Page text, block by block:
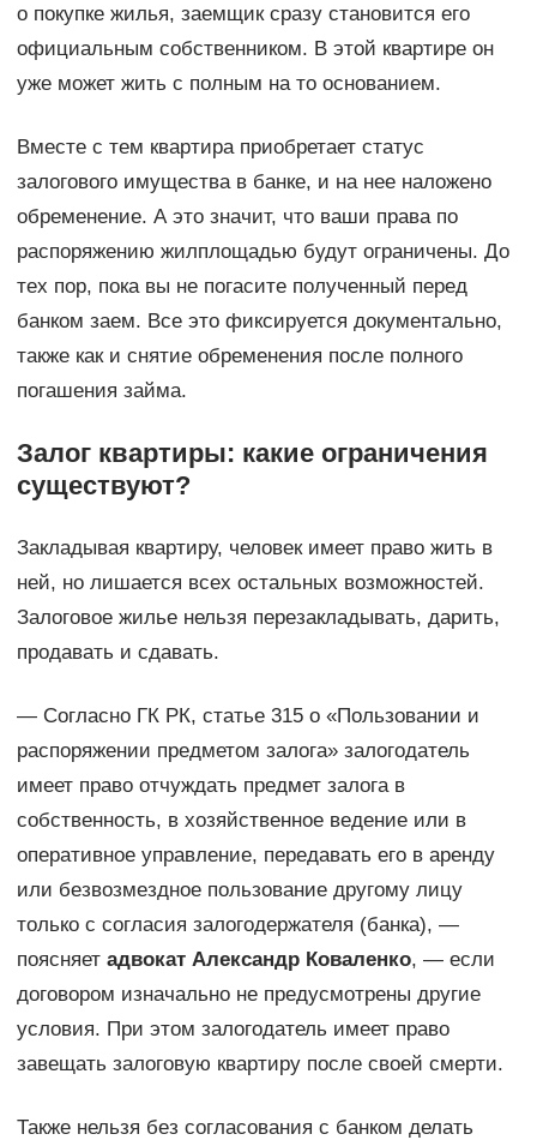
о покупке жилья, заемщик сразу становится его
официальным собственником. В этой квартире он
уже может жить с полным на то основанием.
Вместе с тем квартира приобретает статус
залогового имущества в банке, и на нее наложено
обременение. А это значит, что ваши права по
распоряжению жилплощадью будут ограничены. До
тех пор, пока вы не погасите полученный перед
банком заем. Все это фиксируется документально,
также как и снятие обременения после полного
погашения займа.
Залог квартиры: какие ограничения
существуют?
Закладывая квартиру, человек имеет право жить в
ней, но лишается всех остальных возможностей.
Залоговое жилье нельзя перезакладывать, дарить,
продавать и сдавать.
— Согласно ГК РК, статье 315 о «Пользовании и
распоряжении предметом залога» залогодатель
имеет право отчуждать предмет залога в
собственность, в хозяйственное ведение или в
оперативное управление, передавать его в аренду
или безвозмездное пользование другому лицу
только с согласия залогодержателя (банка), —
поясняет адвокат Александр Коваленко, — если
договором изначально не предусмотрены другие
условия. При этом залогодатель имеет право
завещать залоговую квартиру после своей смерти.
Также нельзя без согласования с банком делать